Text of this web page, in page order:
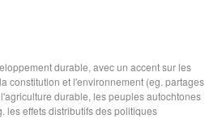
durable, avec un accent sur les
constitution et l'environnement (eg. partages
durable, les peuples autochtones
les effets distributifs des politiques